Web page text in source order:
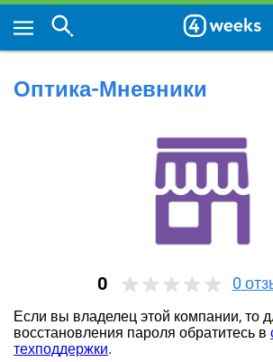
Оптика-Мневники
0 0
Если вы владелец этой компании, то
восстановления пароля обратитесь в
техподдержки.